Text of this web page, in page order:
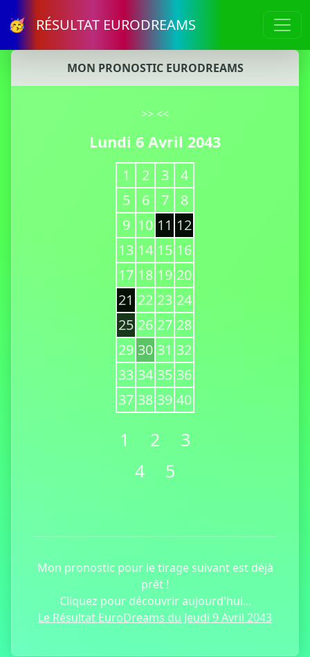
🥳 RÉSULTAT EURODREAMS
MON PRONOSTIC EURODREAMS
>> <<
Lundi 6 Avril 2043
1 2 3
4
5
6 7
8
9 10 11 12
13 14 15 16
17 18 19 20
21 22 23 24
25 26 27 28
29 30 31 32
33 34 35 36
37 38 39 40
1 2
3
4
5
Mon pronostic pour le tirage suivant est déjà
prêt !
Cliquez pour découvrir aujourd'hui...
Le Résultat EuroDreams du Jeudi 9 Avril 2043